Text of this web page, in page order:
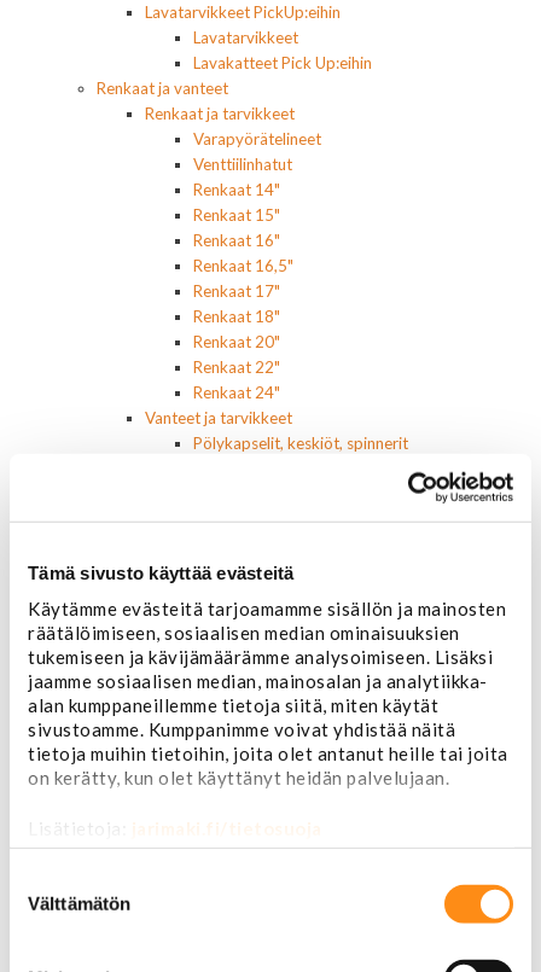
Tämä sivusto käyttää evästeitä
Käytämme evästeitä tarjoamamme sisällön ja mainosten
räätälöimiseen, sosiaalisen median ominaisuuksien
tukemiseen ja kävijämäärämme analysoimiseen. Lisäksi
jaamme sosiaalisen median, mainosalan ja analytiikka-
alan kumppaneillemme tietoja siitä, miten käytät
sivustoamme. Kumppanimme voivat yhdistää näitä
tietoja muihin tietoihin, joita olet antanut heille tai joita
on kerätty, kun olet käyttänyt heidän palvelujaan.
Lisätietoja: jarimaki.fi/tietosuoja
valinta
Välttämätön
Lavatarvikkeet PickUp:eihin
Lavatarvikkeet
Lavakatteet Pick Up:eihin
Renkaat ja vanteet
Renkaat ja tarvikkeet
Varapyörätelineet
Venttiilinhatut
Renkaat 14"
Renkaat 15"
Renkaat 16"
Renkaat 16,5"
Renkaat 17"
Renkaat 18"
Renkaat 20"
Renkaat 22"
Renkaat 24"
Vanteet ja tarvikkeet
Pölykapselit, keskiöt, spinnerit
15 tuumaiset vanteet
17 tuumaiset vanteet
20 tuumaiset vanteet
22 tuumaiset vanteet
24 tuumaiset vanteet
Ehosteet
Istuimet ja tarvikkeet
Lattiamatot
Ratit
Ratinpäälliset